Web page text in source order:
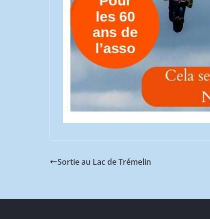
Sortie au Lac de Trémelin